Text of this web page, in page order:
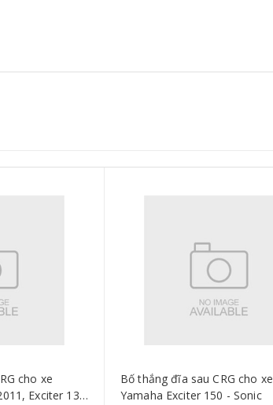
cho xe
Exciter 135
Bố thắng đĩa sau CRG cho xe
Yamaha Exciter 150 - Sonic